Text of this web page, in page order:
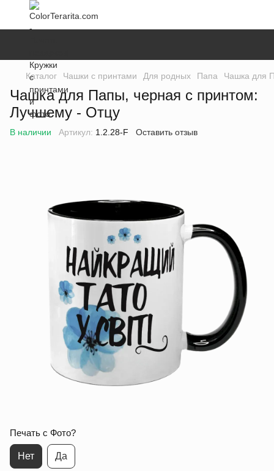
Каталог Чашки с принтами Для родных Папа Чашка для
Чашка для Папы, черная с принтом:
Лучшему - Отцу
В наличии Артикул: 1.2.28-F Оставить отзыв
Печать с Фото?
Нет Да